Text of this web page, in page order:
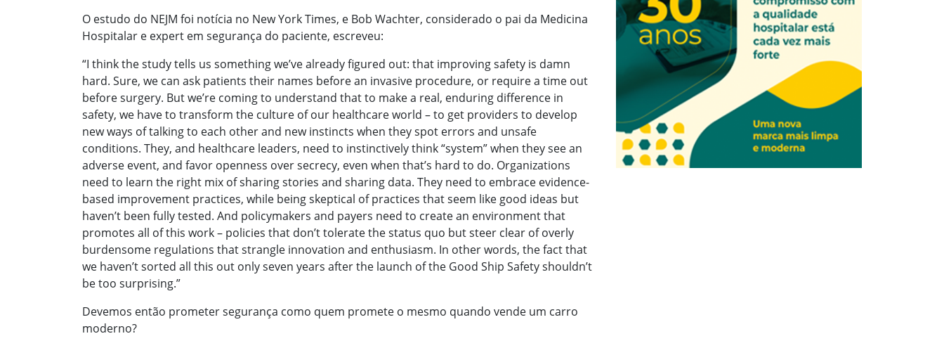
O estudo do NEJM foi notícia no New York Times, e Bob Wachter, considerado o pai da Medicina
Hospitalar e expert em segurança do paciente, escreveu:
“I think the study tells us something we’ve already figured out: that improving safety is damn
hard. Sure, we can ask patients their names before an invasive procedure, or require a time out
before surgery. But we’re coming to understand that to make a real, enduring difference in
safety, we have to transform the culture of our healthcare world – to get providers to develop
new ways of talking to each other and new instincts when they spot errors and unsafe
conditions. They, and healthcare leaders, need to instinctively think “system” when they see an
adverse event, and favor openness over secrecy, even when that’s hard to do. Organizations
need to learn the right mix of sharing stories and sharing data. They need to embrace evidence-
based improvement practices, while being skeptical of practices that seem like good ideas but
haven’t been fully tested. And policymakers and payers need to create an environment that
promotes all of this work – policies that don’t tolerate the status quo but steer clear of overly
burdensome regulations that strangle innovation and enthusiasm. In other words, the fact that
we haven’t sorted all this out only seven years after the launch of the Good Ship Safety shouldn’t
be too surprising.”
Devemos então prometer segurança como quem promete o mesmo quando vende um carro
moderno?